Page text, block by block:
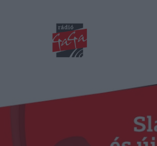
RÁDIÓ
Műsorok
Duma Duba